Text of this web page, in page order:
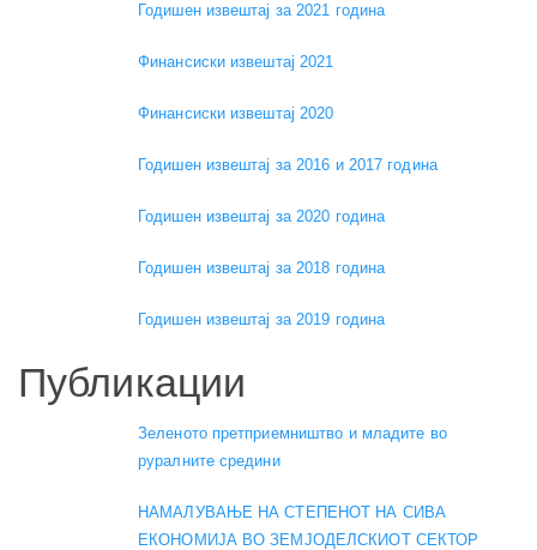
Годишен извештај за 2021 година
Финансиски извештај 2021
Финансиски извештај 2020
Годишен извештај за 2016 и 2017 година
Годишен извештај за 2020 година
Годишен извештај за 2018 година
Годишен извештај за 2019 година
Публикации
Зеленото претприемништво и младите во
руралните средини
НАМАЛУВАЊЕ НА СТЕПЕНОТ НА СИВА
ЕКОНОМИЈА ВО ЗЕМЈОДЕЛСКИОТ СЕКТОР